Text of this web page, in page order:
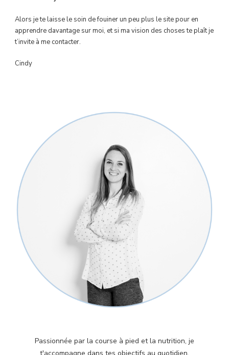
Alors je te laisse le soin de fouiner un peu plus le site pour en
apprendre davantage sur moi, et si ma vision des choses te plaît je
t’invite à me contacter.
Cindy
Passionnée par la course à pied et la nutrition, je